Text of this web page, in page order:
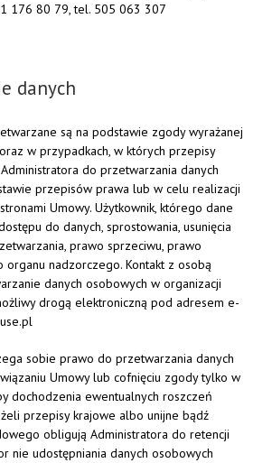
176 80 79, tel. 505 063 307
danych
są na podstawie zgody wyrażanej
w przypadkach, w których przepisy
do przetwarzania danych
przepisów prawa lub w celu realizacji
Umowy. Użytkownik, którego dane
do danych, sprostowania, usunięcia
prawo sprzeciwu, prawo
organu nadzorczego. Kontakt z osobą
danych osobowych w organizacji
drogą elektroniczną pod adresem e-
sobie prawo do przetwarzania danych
Umowy lub cofnięciu zgody tylko w
dochodzenia ewentualnych roszczeń
przepisy krajowe albo unijne bądź
obligują Administratora do retencji
nie udostępniania danych osobowych